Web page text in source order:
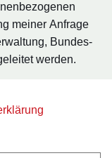
meiner Anfrage
Bundes-
werden.
neuen Fenster